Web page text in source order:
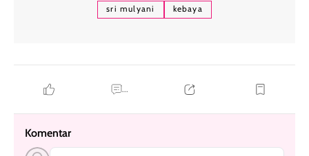
sri mulyani kebaya
...
Komentar